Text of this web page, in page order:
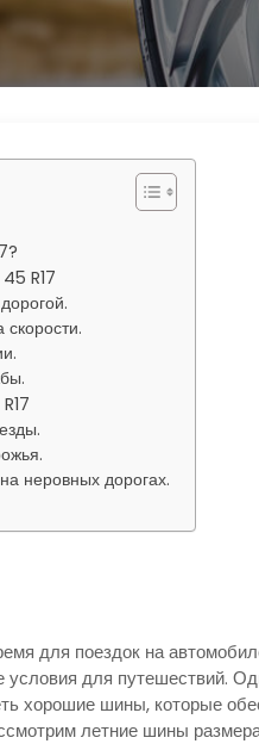
R17
скорости.
неровных дорогах.
для поездок на
для путешествий.
хорошие шины, которые
летние шины